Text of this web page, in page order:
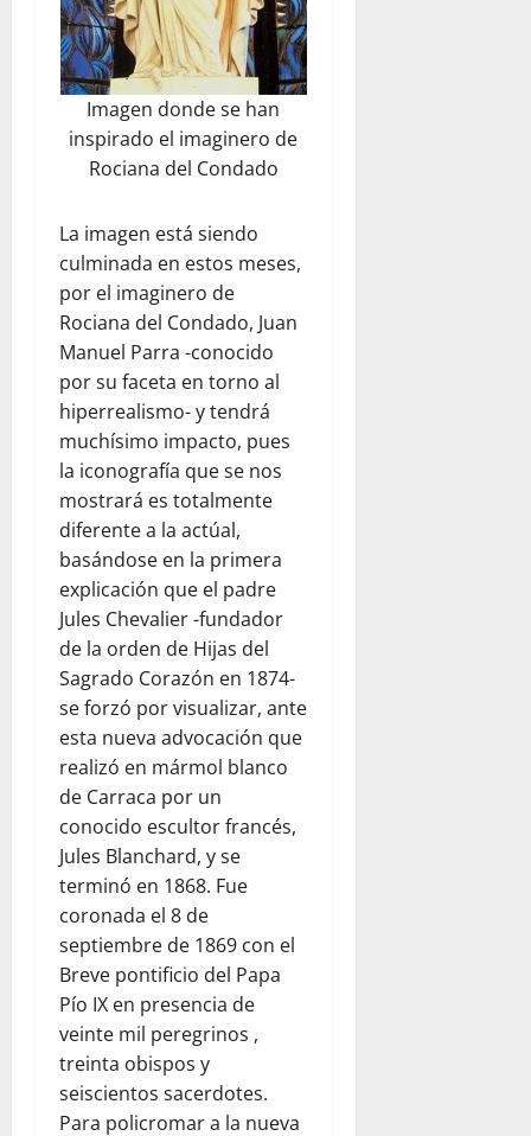
Imagen donde se han
inspirado el imaginero de
Rociana del Condado
La imagen está siendo
culminada en estos meses,
por el imaginero de
Rociana del Condado, Juan
Manuel Parra -conocido
por su faceta en torno al
hiperrealismo- y tendrá
muchísimo impacto, pues
la iconografía que se nos
mostrará es totalmente
diferente a la actúal,
basándose en la primera
explicación que el padre
Jules Chevalier -fundador
de la orden de Hijas del
Sagrado Corazón en 1874-
se forzó por visualizar, ante
esta nueva advocación que
realizó en mármol blanco
de Carraca por un
conocido escultor francés,
Jules Blanchard, y se
terminó en 1868. Fue
coronada el 8 de
septiembre de 1869 con el
Breve pontificio del Papa
Pío IX en presencia de
veinte mil peregrinos ,
treinta obispos y
seiscientos sacerdotes.
Para policromar a la nueva